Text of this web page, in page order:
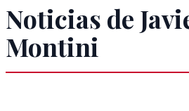
Noticias de
Montini